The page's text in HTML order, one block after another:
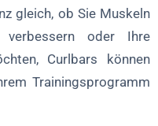
gleich, ob Sie Muskeln
verbessern oder Ihre
Curlbars können
Trainingsprogramm